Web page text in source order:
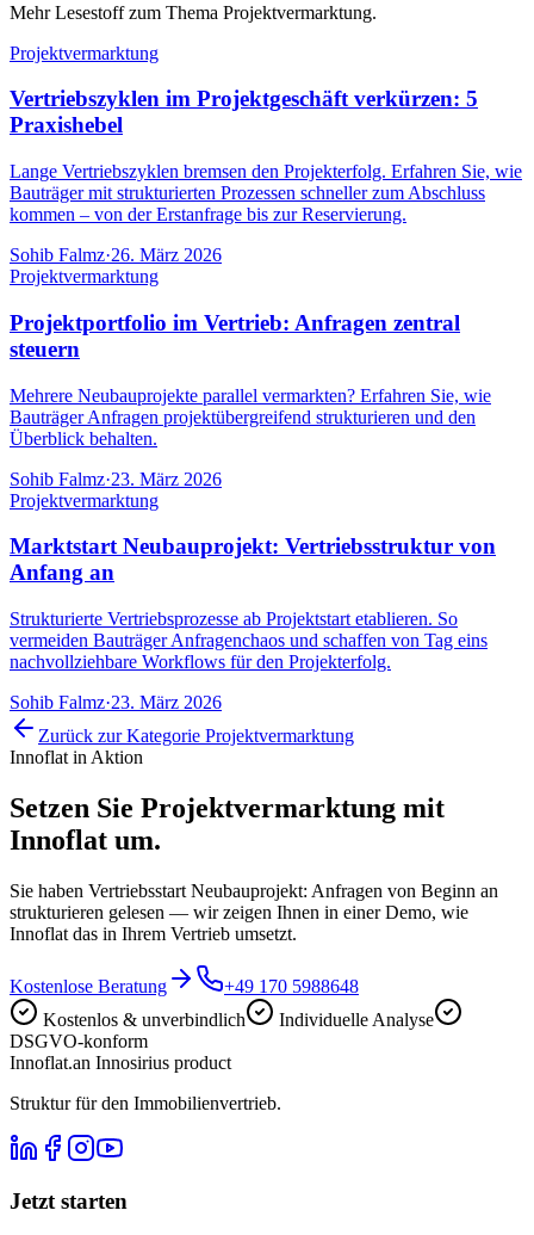
Mehr Lesestoff zum Thema Projektvermarktung.
Projektvermarktung
Vertriebszyklen im Projektgeschäft verkürzen: 5
Praxishebel
Lange Vertriebszyklen bremsen den Projekterfolg. Erfahren Sie, wie
Bauträger mit strukturierten Prozessen schneller zum Abschluss
kommen – von der Erstanfrage bis zur Reservierung.
Sohib Falmz·26. März 2026
Projektvermarktung
Projektportfolio im Vertrieb: Anfragen zentral
steuern
Mehrere Neubauprojekte parallel vermarkten? Erfahren Sie, wie
Bauträger Anfragen projektübergreifend strukturieren und den
Überblick behalten.
Sohib Falmz·23. März 2026
Projektvermarktung
Marktstart Neubauprojekt: Vertriebsstruktur von
Anfang an
Strukturierte Vertriebsprozesse ab Projektstart etablieren. So
vermeiden Bauträger Anfragenchaos und schaffen von Tag eins
nachvollziehbare Workflows für den Projekterfolg.
Sohib Falmz·23. März 2026
Zurück zur Kategorie Projektvermarktung
Innoflat in Aktion
Setzen Sie Projektvermarktung mit
Innoflat um.
Sie haben Vertriebsstart Neubauprojekt: Anfragen von Beginn an
strukturieren gelesen — wir zeigen Ihnen in einer Demo, wie
Innoflat das in Ihrem Vertrieb umsetzt.
Kostenlose Beratung
+49 170 5988648
Kostenlos & unverbindlich
Individuelle Analyse
DSGVO-konform
Innoflat.an Innosirius product
Struktur für den Immobilienvertrieb.
Jetzt starten